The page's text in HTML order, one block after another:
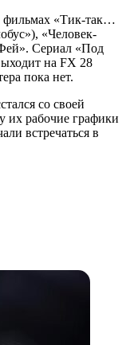
фильмах «Тик-так…
«Человек-
Сериал «Под
на FX 28
пока нет.
со своей
их рабочие графики
встречаться в